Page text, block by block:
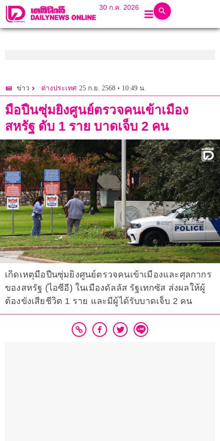
30 ก.ค. 2026
ข่าว ต่างประเทศ 25 ก.ย. 2568 • 10:49 น.
มือปืนซุ่มยิงศูนย์ตรวจคนเข้าเมือง
สหรัฐ ดับ 1 ราย บาดเจ็บ 2 คน
เกิดเหตุมือปืนซุ่มยิงศูนย์ตรวจคนเข้าเมืองและศุลกากร
ของสหรัฐ (ไอซีอี) ในเมืองดัลลัส รัฐเทกซัส ส่งผลให้ผู้
ต้องขังเสียชีวิต 1 ราย และมีผู้ได้รับบาดเจ็บ 2 คน